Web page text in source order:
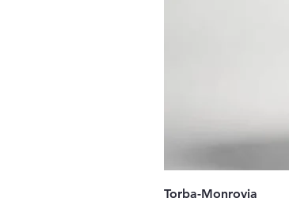
Torba-Monrovia